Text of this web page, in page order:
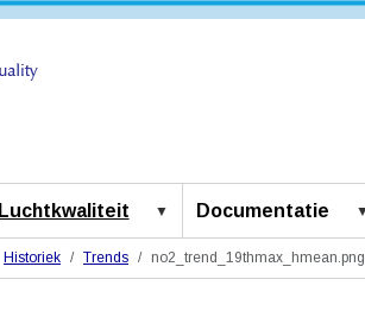
Luchtkwaliteit Documentatie
Historiek Trends no2_trend_19thmax_hmean.png